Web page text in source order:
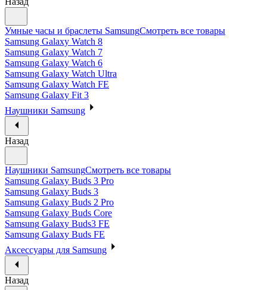
Умные часы и браслеты SamsungСмотреть все товары
Samsung Galaxy Watch 8
Samsung Galaxy Watch 7
Samsung Galaxy Watch 6
Samsung Galaxy Watch Ultra
Samsung Galaxy Watch FE
Samsung Galaxy Fit 3
Наушники Samsung
Назад
Наушники SamsungСмотреть все товары
Samsung Galaxy Buds 3 Pro
Samsung Galaxy Buds 3
Samsung Galaxy Buds 2 Pro
Samsung Galaxy Buds Core
Samsung Galaxy Buds3 FE
Samsung Galaxy Buds FE
Аксессуары для Samsung
Назад